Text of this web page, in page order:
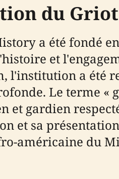
du
a été fondé
et
l'institution a été
Le terme
et gardien
et sa
américaine du